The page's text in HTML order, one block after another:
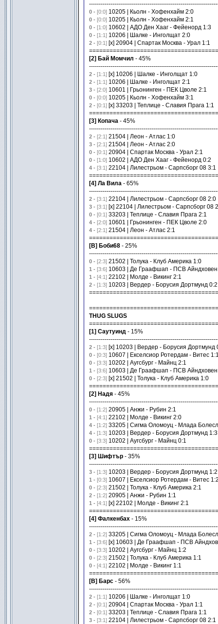
0 - [0:0] 10205 | Кьолн - Хофенхайм 2:0
0 - [0:0] 10205 | Кьолн - Хофенхайм 2:1
0 - [1:0] 10602 | АДО Ден Хааг - Фейенорд 1:3
0 - [1:1] 10206 | Шалке - Инголщат 2:0
2 - [0:1] [x] 20904 | Спартак Москва - Урал 1:1
[2] Бай Момчил - 45%
2 - [1:1] [x] 10206 | Шалке - Инголщат 1:0
2 - [1:1] 10206 | Шалке - Инголщат 2:1
3 - [2:0] 10601 | Грьонинген - ПЕК Цволе 2:1
0 - [0:0] 10205 | Кьолн - Хофенхайм 3:1
2 - [0:1] [x] 33203 | Теплице - Славия Прага 1:1
[3] Копача - 45%
2 - [2:1] 21504 | Леон - Атлас 1:0
3 - [2:1] 21504 | Леон - Атлас 2:0
0 - [0:1] 20904 | Спартак Москва - Урал 2:1
0 - [1:0] 10602 | АДО Ден Хааг - Фейенорд 0:2
4 - [3:1] 22104 | Лилестрьом - Сарпсборг 08 3:1
[4] Ла Вила - 65%
2 - [3:1] 22104 | Лилестрьом - Сарпсборг 08 2:0
3 - [3:1] [x] 22104 | Лилестрьом - Сарпсборг 08
0 - [0:1] 33203 | Теплице - Славия Прага 2:1
4 - [2:0] 10601 | Грьонинген - ПЕК Цволе 2:0
4 - [2:1] 21504 | Леон - Атлас 2:1
[В] Боби68 - 25%
0 - [2:3] 21502 | Толука - Клуб Америка 1:0
1 - [3:6] 10603 | Де Граафшап - ПСВ Айндховен
1 - [4:1] 22102 | Молде - Викинг 2:1
2 - [1:3] 10203 | Вердер - Борусия Дортмунд 0:2
THUG SLUGS
[1] Саутуинд - 15%
2 - [1:3] [x] 10203 | Вердер - Борусия Дортмунд
0 - [0:3] 10607 | Екселсиор Ротердам - Витес
0 - [3:3] 10202 | Аугсбург - Майнц 2:1
1 - [3:6] 10603 | Де Граафшап - ПСВ Айндховен
0 - [2:3] [x] 21502 | Толука - Клуб Америка 1:0
[2] Надя - 45%
0 - [1:2] 20905 | Анжи - Рубин 2:1
1 - [4:1] 22102 | Молде - Викинг 2:0
4 - [1:2] 33205 | Сигма Оломоуц - Млада
4 - [1:3] 10203 | Вердер - Борусия Дортмунд 1:3
0 - [3:3] 10202 | Аугсбург - Майнц 0:1
[3] Шифтър - 35%
3 - [1:3] 10203 | Вердер - Борусия Дортмунд 1:2
1 - [0:3] 10607 | Екселсиор Ротердам - Витес
0 - [2:3] 21502 | Толука - Клуб Америка 2:1
2 - [1:2] 20905 | Анжи - Рубин 1:1
1 - [4:1] [x] 22102 | Молде - Викинг 2:1
[4] Фалкенбах - 15%
2 - [1:2] 33205 | Сигма Оломоуц - Млада
1 - [3:6] [x] 10603 | Де Граафшап - ПСВ
0 - [3:3] 10202 | Аугсбург - Майнц 1:2
0 - [2:3] 21502 | Толука - Клуб Америка 1:1
0 - [4:1] 22102 | Молде - Викинг 1:1
[В] Барс - 56%
2 - [1:1] 10206 | Шалке - Инголщат 1:0
2 - [0:1] 20904 | Спартак Москва - Урал 1:1
2 - [0:1] 33203 | Теплице - Славия Прага 1:1
3 - [3:1] 22104 | Лилестрьом - Сарпсборг 08 2:1